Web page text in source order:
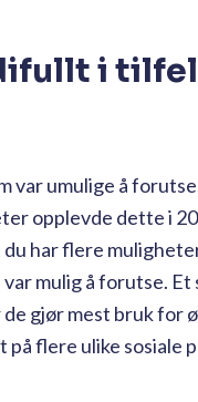
i
var umulige å
opplevde dette i
har flere
mulig å forutse.
gjør mest bruk
flere ulike sosiale